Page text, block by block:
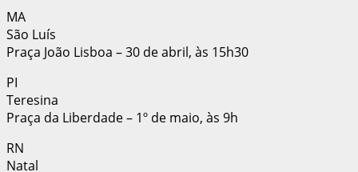
MA
São Luís
Praça João Lisboa – 30 de abril, às 15h30
PI
Teresina
Praça da Liberdade – 1º de maio, às 9h
RN
Natal